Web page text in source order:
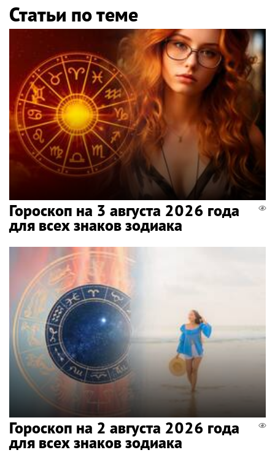
Статьи по теме
Гороскоп на 3 августа 2026 года
для всех знаков зодиака
Гороскоп на 2 августа 2026 года
для всех знаков зодиака